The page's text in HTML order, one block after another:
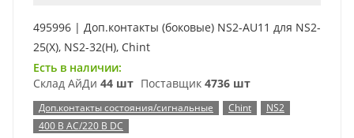
495996 | Доп.контакты (боковые) NS2-AU11 для NS2-
25(X), NS2-32(H), Chint
Есть в наличии:
Склад АйДи 44 шт Поставщик 4736 шт
Доп.контакты состояния/сигнальные Chint
NS2
400 В AC/220 В DC